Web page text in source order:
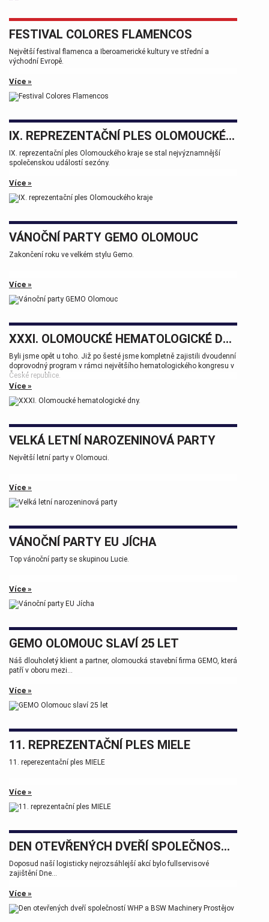
FESTIVAL COLORES FLAMENCOS
Největší festival flamenca a Iberoamerické kultury ve střední a
východní Evropě.
Více »
IX. REPREZENTAČNÍ PLES OLOMOUCKÉHO KRAJE
IX. reprezentační ples Olomouckého kraje se stal nejvýznamnější
společenskou událostí sezóny.
Více »
VÁNOČNÍ PARTY GEMO OLOMOUC
Zakončení roku ve velkém stylu Gemo.
Více »
XXXI. OLOMOUCKÉ HEMATOLOGICKÉ DNY.
Byli jsme opět u toho. Již po šesté jsme kompletně zajistili dvoudenní
doprovodný program v rámci největšího hematologického kongresu v
České republice.
Tak zase za rok na viděnou přátelé.
Více »
VELKÁ LETNÍ NAROZENINOVÁ PARTY
Největší letní party v Olomouci.
Více »
VÁNOČNÍ PARTY EU JÍCHA
Top vánoční party se skupinou Lucie.
Více »
GEMO OLOMOUC SLAVÍ 25 LET
Náš dlouholetý klient a partner, olomoucká stavební firma GEMO, která
patří v oboru mezi...
Více »
11. REPREZENTAČNÍ PLES MIELE
11. reperezentační ples MIELE
Více »
DEN OTEVŘENÝCH DVEŘÍ SPOLEČNOSTÍ WHP A BSW MACHINERY PROSTĚJOV
Doposud naší logisticky nejrozsáhlejší akcí bylo fullservisové
zajištění Dne...
Více »